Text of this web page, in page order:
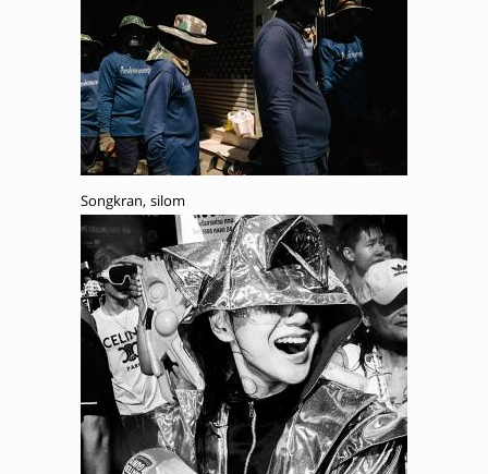
Songkran, silom